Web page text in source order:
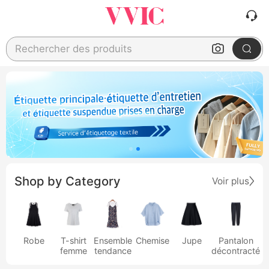
Rechercher des produits
Shop by Category Voir plus
Robe
T-shirt
femme
Ensemble
tendance
Chemise Jupe
Pantalon
décontracté